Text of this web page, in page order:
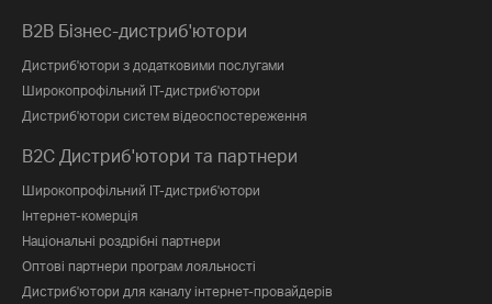
B2B Бізнес-дистриб'ютори
Дистриб'ютори з додатковими послугами
Широкопрофільний IT-дистриб'ютори
Дистриб'ютори систем відеоспостереження
B2C Дистриб'ютори та партнери
Широкопрофільний IT-дистриб'ютори
Інтернет-комерція
Національні роздрібні партнери
Оптові партнери програм лояльності
Дистриб'ютори для каналу інтернет-провайдерів